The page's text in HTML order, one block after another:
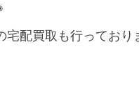
配買取も行っており